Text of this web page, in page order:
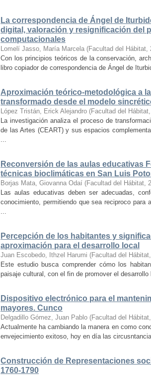
La correspondencia de Ángel de
digital, valoración y resignificación del
computacionales
Lomelí Jasso, María Marcela (Facultad del Hábitat,
Con los principios teóricos de la conservación,
libro copiador de correspondencia de Ángel de
Aproximación teórico-metodológica a
transformado desde el modelo
López Tristán, Erick Alejandro (Facultad del Hábitat,
La investigación analiza el proceso de
de las Artes (CEART) y sus espacios
...
Reconversión de las aulas educativas
técnicas bioclimáticas en San Luis
Borjas Mata, Giovanna Odaí (Facultad del Hábitat,
Las aulas educativas deben ser adecuadas,
conocimiento, permitiendo que sea reciproco
...
Percepción de los habitantes y
aproximación para el desarrollo local
Juan Escobedo, Ithzel Harumi (Facultad del Hábitat,
Este estudio busca comprender cómo los
paisaje cultural, con el fin de promover el
Dispositivo electrónico para el
mayores. Cunco
Delgadillo Gómez, Juan Pablo (Facultad del Hábitat,
Actualmente ha cambiando la manera en como
envejecimiento exitoso, hoy en día las
Construcción de Representaciones
1760-1790